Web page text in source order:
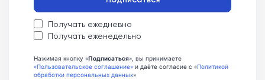
Получать ежедневно
Получать еженедельно
Нажимая кнопку «Подписаться», вы принимаете
«Пользовательское соглашение» и даёте согласие с «Политикой
обработки персональных данных»